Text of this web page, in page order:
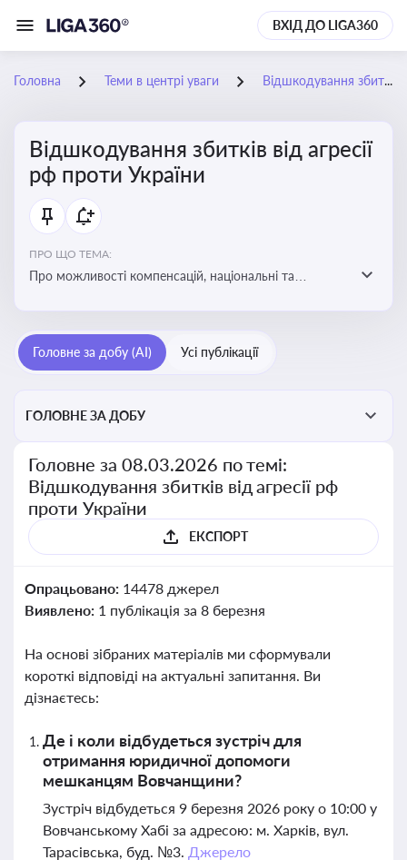
ВХІД ДО LIGA360
Головна Теми в центрі уваги Відшкодування збитків від агресії рф проти України
Відшкодування збитків від агресії
рф проти України
ПРО ЩО ТЕМА:
Про можливості компенсацій, національні та
Головне за добу (AI) Усі публікації
ГОЛОВНЕ ЗА ДОБУ
Головне за 08.03.2026 по темі:
Відшкодування збитків від агресії рф
проти України
ЕКСПОРТ
Опрацьовано: 14478 джерел
Виявлено: 1 публікація за 8 березня
На основі зібраних матеріалів ми сформували
короткі відповіді на актуальні запитання. Ви
дізнаєтесь:
Де і коли відбудеться зустріч для
отримання юридичної допомоги
мешканцям Вовчанщини?
Зустріч відбудеться 9 березня 2026 року о 10:00 у
Вовчанському Хабі за адресою: м. Харків, вул.
Тарасівська, буд. №3. Джерело